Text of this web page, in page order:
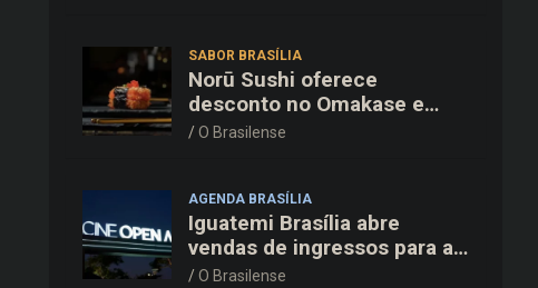
SABOR BRASÍLIA
Norū Sushi oferece
desconto no Omakase e
cortesia completa para os
O Brasilense
AGENDA BRASÍLIA
Iguatemi Brasília abre
vendas de ingressos para a
3ª edição do Cine Open Air
O Brasilense